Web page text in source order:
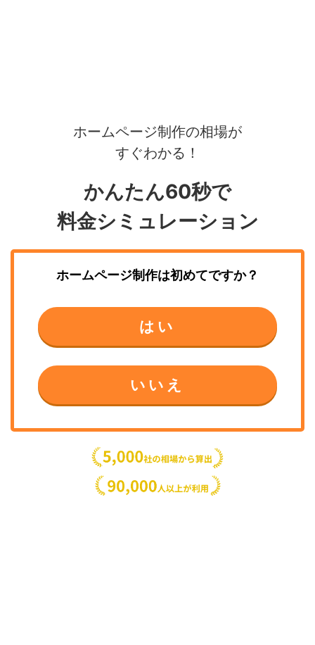
ホームページ制作の相場が
すぐわかる！
かんたん60秒で
料金シミュレーション
ホームページ制作は初めてですか？
はい
いいえ